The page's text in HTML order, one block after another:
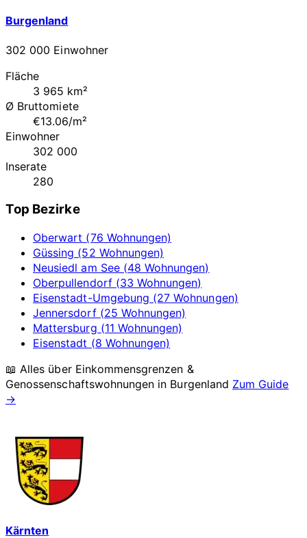
Burgenland
302 000 Einwohner
Fläche
3 965 km²
Ø Bruttomiete
€13.06/m²
Einwohner
302 000
Inserate
280
Top Bezirke
Oberwart (76 Wohnungen)
Güssing (52 Wohnungen)
Neusiedl am See (48 Wohnungen)
Oberpullendorf (33 Wohnungen)
Eisenstadt-Umgebung (27 Wohnungen)
Jennersdorf (25 Wohnungen)
Mattersburg (11 Wohnungen)
Eisenstadt (8 Wohnungen)
📖 Alles über Einkommensgrenzen &
Genossenschaftswohnungen in Burgenland Zum Guide
→
Kärnten